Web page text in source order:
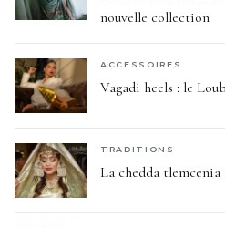
nouvelle collection
ACCESSOIRES
Vagadi heels : le
TRADITIONS
La chedda